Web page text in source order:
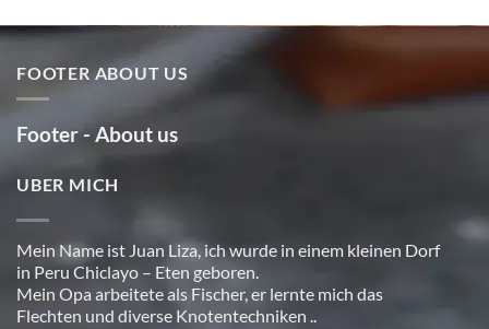
FOOTER ABOUT US
Footer - About us
UBER MICH
Mein Name ist Juan Liza, ich wurde in einem kleinen Dorf
in Peru Chiclayo – Eten geboren.
Mein Opa arbeitete als Fischer, er lernte mich das
Flechten und diverse Knotentechniken ..